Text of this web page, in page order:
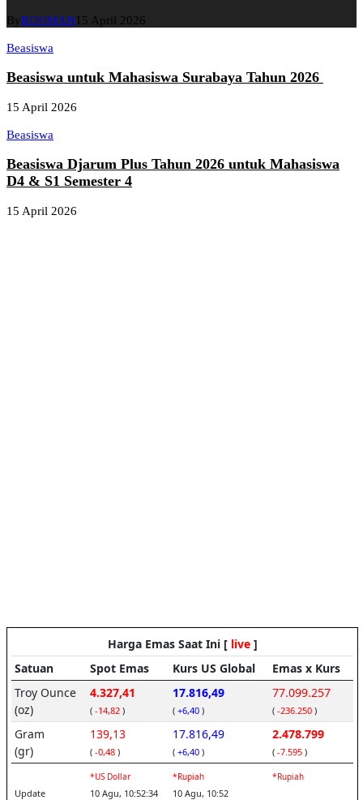
ByROHMAN15 April 2026
Beasiswa
Beasiswa untuk Mahasiswa Surabaya Tahun 2026
15 April 2026
Beasiswa
Beasiswa Djarum Plus Tahun 2026 untuk Mahasiswa
D4 & S1 Semester 4
15 April 2026